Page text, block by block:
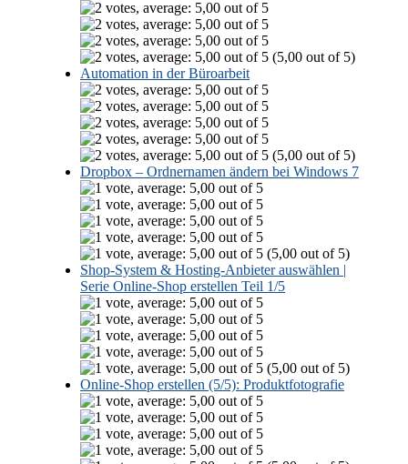
(5,00 out of 5)
Automation in der Büroarbeit
(5,00 out of 5)
Dropbox – Ordnernamen ändern bei Windows 7
(5,00 out of 5)
Shop-System & Hosting-Anbieter auswählen |
Serie Online-Shop erstellen Teil 1/5
(5,00 out of 5)
Online-Shop erstellen (5/5): Produktfotografie